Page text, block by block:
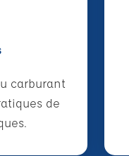
carburant
de